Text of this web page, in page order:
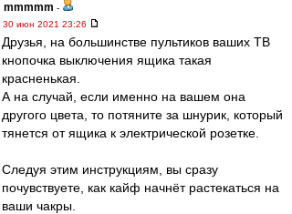
mmmmm -
30 июн 2021 23:26
Друзья, на большинстве пультиков ваших ТВ
кнопочка выключения ящика такая
красненькая.
А на случай, если именно на вашем она
другого цвета, то потяните за шнурик, который
тянется от ящика к электрической розетке.
Следуя этим инструкциям, вы сразу
почувствуете, как кайф начнёт растекаться на
ваши чакры.